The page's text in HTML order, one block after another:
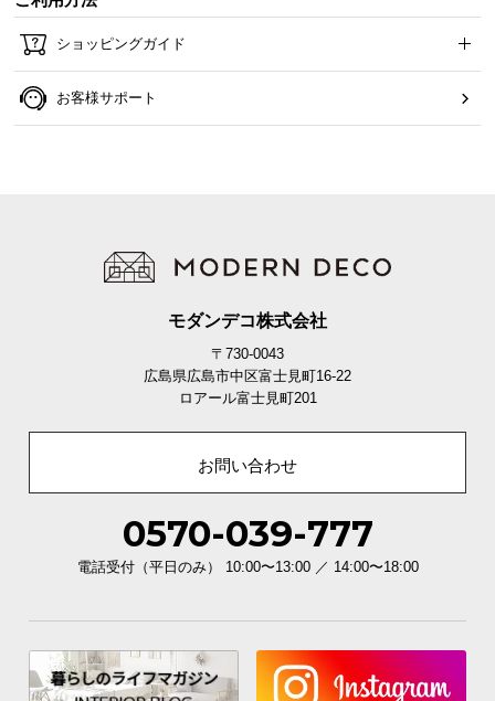
ショッピングガイド
お客様サポート
モダンデコ株式会社
〒730-0043
広島県広島市中区富士見町16-22
ロアール富士見町201
お問い合わせ
0570-039-777
電話受付（平日のみ） 10:00〜13:00 ／ 14:00〜18:00